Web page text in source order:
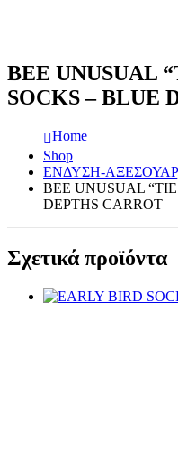
BEE UNUSUAL
SOCKS – BLUE
Home
Shop
ΕΝΔΥΣΗ-ΑΞΕΣΟΥΑΡ
BEE UNUSUAL
DEPTHS CARROT
Σχετικά προϊόντα